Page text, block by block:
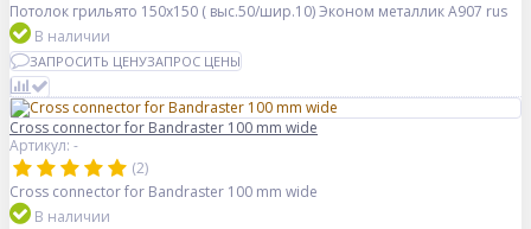
Потолок грильято 150х150 ( выс.50/шир.10) Эконом металлик А907 rus
В наличии
ЗАПРОСИТЬ ЦЕНУЗАПРОС ЦЕНЫ
Cross connector for Bandraster 100 mm wide
Артикул: -
(2)
Cross connector for Bandraster 100 mm wide
В наличии